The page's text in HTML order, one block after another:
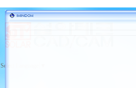
Select Language